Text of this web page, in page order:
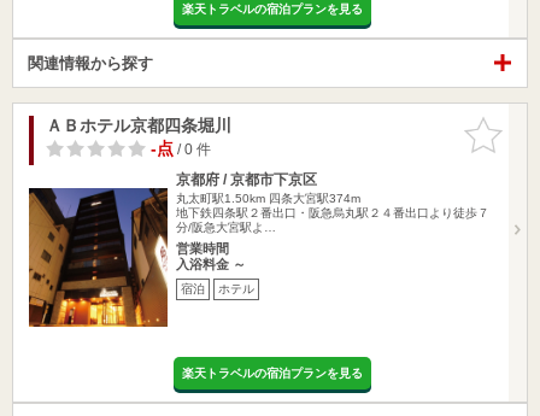
楽天トラベルの宿泊プランを見る
関連情報から探す
お気に入
りに追加
ＡＢホテル京都四条堀川
-点/ 0 件
京都府 / 京都市下京区
丸太町駅1.50km 四条大宮駅374m
地下鉄四条駅２番出口・阪急烏丸駅２４番出口より徒歩７
分/阪急大宮駅よ…
営業時間
入浴料金 ～
宿泊 ホテル
楽天トラベルの宿泊プランを見る